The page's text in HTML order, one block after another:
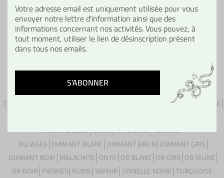
Votre adresse email est uniquement utilisée pour vous
envoyer notre lettre d'information ainsi que des
informations concernant nos activités. Vous pouvez, à
tout moment, utiliser le lien de désinscription présent
dans tous nos emails.
VOIR TOUS LES PRODUITS
TOUTES LES COLLECTIONS BESTSELLER
CROYANCE
ROMANESQUE SIOUX TATOUAGE TOI&MOI
ALLIAGES DIAMANT BLANC DIAMANT BRUN DIAMANT GRIS
DIAMANT NOIR MALACHITE ONYX OR BLANC OR GRIS OR JAUNE
OR NOIR PIERRES RUBIS SAPHIR SPINELLE NOIRE TURQUOISE